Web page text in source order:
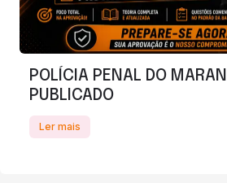
POLÍCIA PENAL DO
PUBLICADO
Ler mais